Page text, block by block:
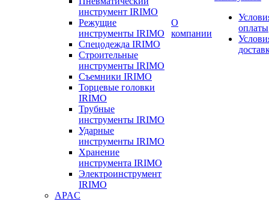
инструмент IRIMO
Режущие
инструменты IRIMO
Спецодежда IRIMO
Строительные
инструменты IRIMO
Съемники IRIMO
Торцевые головки
IRIMO
Трубные
инструменты IRIMO
Ударные
инструменты IRIMO
Хранение
инструмента IRIMO
Электроинструмент
IRIMO
APAC
О
компании
оплаты